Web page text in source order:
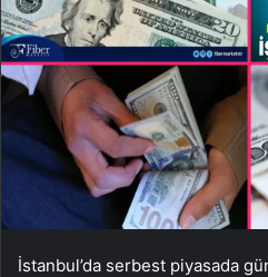
İstanbul’da serbest piyasada